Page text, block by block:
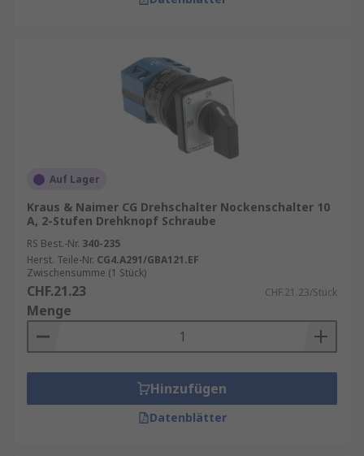
Auf Lager
Kraus & Naimer CG Drehschalter Nockenschalter 10
A, 2-Stufen Drehknopf Schraube
RS Best.-Nr. 340-235
Herst. Teile-Nr. CG4.A291/GBA121.EF
Zwischensumme (1 Stück)
CHF.21.23 CHF.21.23/Stück
Menge
Hinzufügen
Datenblätter